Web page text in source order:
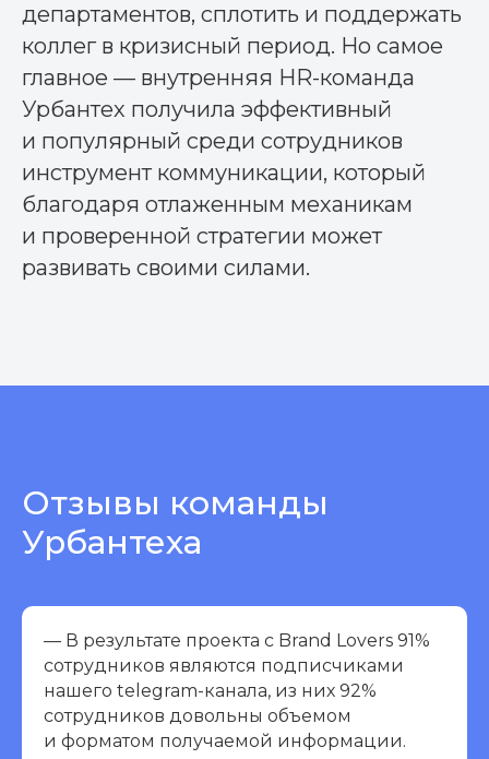
департаментов, сплотить и поддержать
коллег в кризисный период. Но самое
главное — внутренняя HR-команда
Урбантех получила эффективный
и популярный среди сотрудников
инструмент коммуникации, который
благодаря отлаженным механикам
и проверенной стратегии может
развивать своими силами.
Отзывы команды
Урбантеха
— В результате проекта с Brand Lovers 91%
сотрудников являются подписчиками
нашего telegram-канала, из них 92%
сотрудников довольны объемом
и форматом получаемой информации.